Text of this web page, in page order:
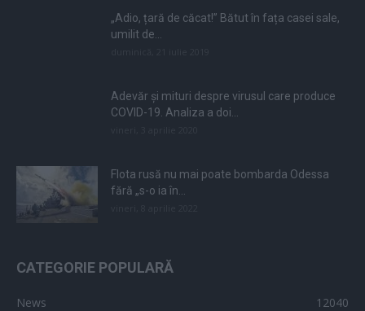
„Adio, țară de căcat!” Bătut în fața casei sale,
umilit de...
Adevăr și mituri despre virusul care produce
COVID-19. Analiza a doi...
Flota rusă nu mai poate bombarda Odessa
fără „s-o ia în...
CATEGORIE POPULARĂ
News
12040